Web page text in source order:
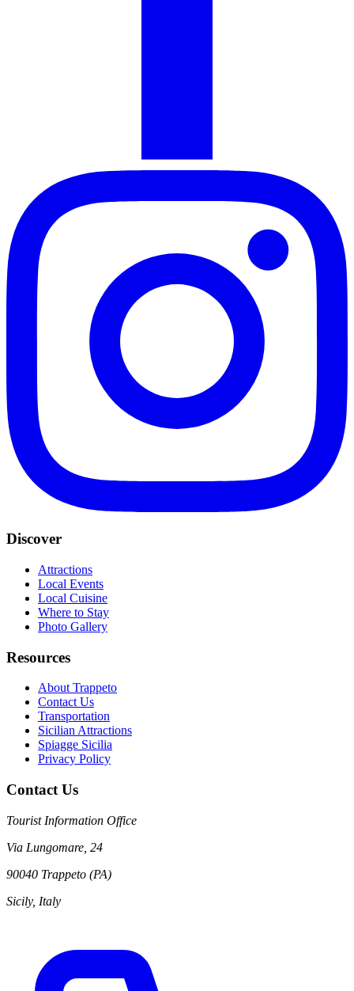
Discover
Attractions
Local Events
Local Cuisine
Where to Stay
Photo Gallery
Resources
About Trappeto
Contact Us
Transportation
Sicilian Attractions
Spiagge Sicilia
Privacy Policy
Contact Us
Tourist Information Office
Via Lungomare, 24
90040 Trappeto (PA)
Sicily, Italy